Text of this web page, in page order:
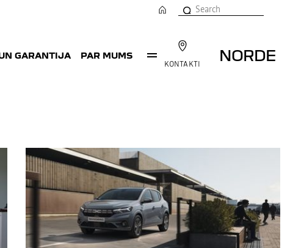
KONTAKTI
NORDE
GARANTIJA PAR MUMS